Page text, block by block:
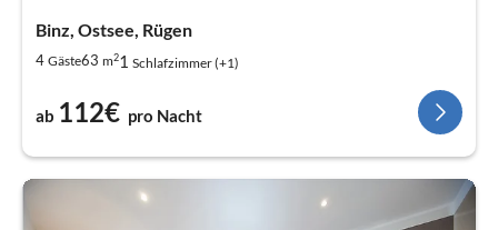
Binz, Ostsee, Rügen
4 Gäste63 m21 Schlafzimmer (+1)
ab 112€ pro Nacht